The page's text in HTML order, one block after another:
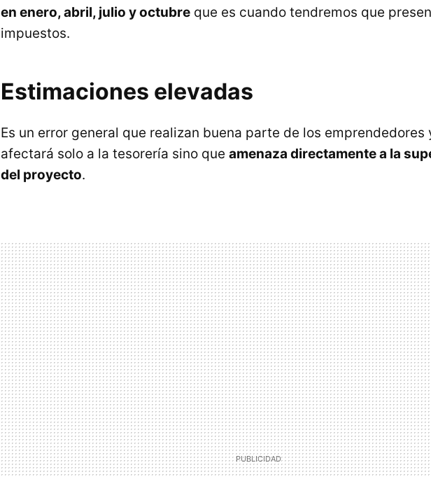
en enero, abril, julio y octubre que es cuando tendremos que
impuestos.
Estimaciones elevadas
Es un error general que realizan buena parte de los emprendedores
afectará solo a la tesorería sino que amenaza directamente a la
del proyecto.